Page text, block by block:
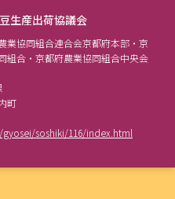
生産出荷協議会
業協同組合連合会京都府本部・京
組合・京都府農業協同組合中央会
町
soshiki/116/index.html